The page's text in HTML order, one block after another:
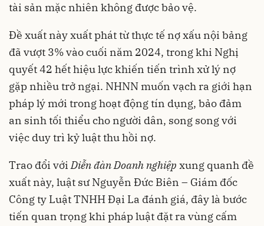
tài sản mặc nhiên không được bảo vệ.
Đề xuất này xuất phát từ thực tế nợ xấu nội bảng
đã vượt 3% vào cuối năm 2024, trong khi Nghị
quyết 42 hết hiệu lực khiến tiến trình xử lý nợ
gặp nhiều trở ngại. NHNN muốn vạch ra giới hạn
pháp lý mới trong hoạt động tín dụng, bảo đảm
an sinh tối thiểu cho người dân, song song với
việc duy trì kỷ luật thu hồi nợ.
Trao đổi vớiDiễn đàn Doanh nghiệp xung quanh đề
xuất này, luật sư Nguyễn Đức Biên – Giám đốc
Công ty Luật TNHH Đại La đánh giá, đây là bước
tiến quan trọng khi pháp luật đặt ra vùng cấm